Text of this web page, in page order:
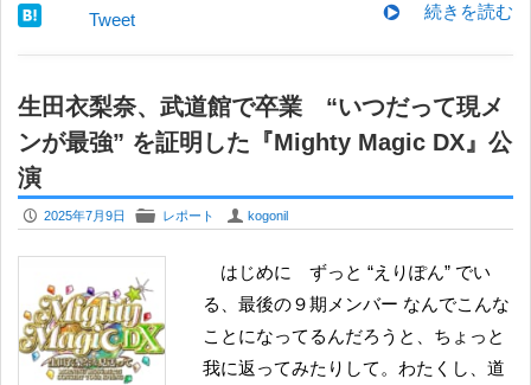
続きを読む
Tweet
生田衣梨奈、武道館で卒業 “いつだって現メ
ンが最強” を証明した『Mighty Magic DX』公
演
P 2025年7月9日 F レポート U kogonil
はじめに ずっと “えりぽん” でい
る、最後の９期メンバー なんでこんな
ことになってるんだろうと、ちょっと
我に返ってみたりして。わたくし、道